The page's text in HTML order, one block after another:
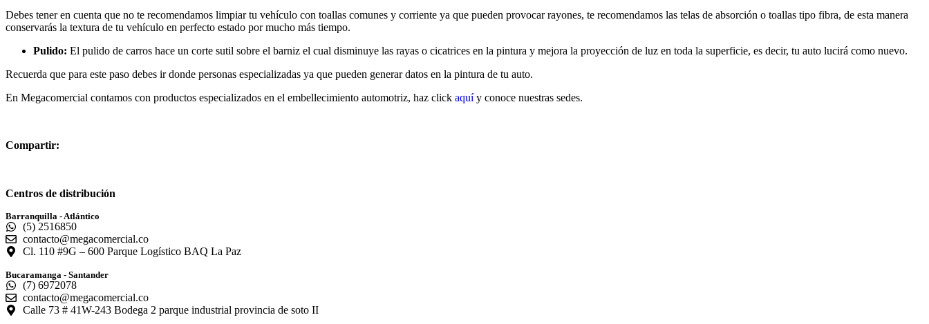
Debes tener en cuenta que no te recomendamos limpiar tu vehículo con toallas comunes y corriente ya que pueden provocar rayones, te recomendamos las telas de absorción o toallas tipo fibra, de esta manera
conservarás la textura de tu vehículo en perfecto estado por mucho más tiempo.
Pulido: El pulido de carros hace un corte sutil sobre el barniz el cual disminuye las rayas o cicatrices en la pintura y mejora la proyección de luz en toda la superficie, es decir, tu auto lucirá como nuevo.
Recuerda que para este paso debes ir donde personas especializadas ya que pueden generar datos en la pintura de tu auto.
En Megacomercial contamos con productos especializados en el embellecimiento automotriz, haz click aquíy conoce nuestras sedes.
Compartir:
Centros de distribución
Barranquilla - Atlántico
(5) 2516850
contacto@megacomercial.co
Cl. 110 #9G – 600 Parque Logístico BAQ La Paz
Bucaramanga - Santander
(7) 6972078
contacto@megacomercial.co
Calle 73 # 41W-243 Bodega 2 parque industrial provincia de soto II